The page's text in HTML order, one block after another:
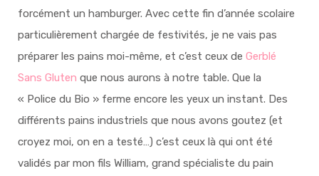
forcément un hamburger. Avec cette fin d’année scolaire
particulièrement chargée de festivités, je ne vais pas
préparer les pains moi-même, et c’est ceux de Gerblé
Sans Gluten que nous aurons à notre table. Que la
« Police du Bio » ferme encore les yeux un instant. Des
différents pains industriels que nous avons goutez (et
croyez moi, on en a testé…) c’est ceux là qui ont été
validés par mon fils William, grand spécialiste du pain